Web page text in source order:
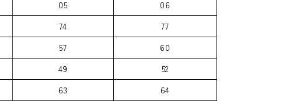
05
06
74
77
57
60
49
52
63
64